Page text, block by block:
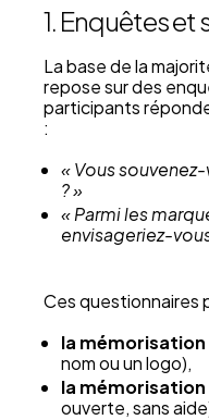
1. Enquêtes
La base de la
repose sur des
participants
:
« Vous
? »
« Parmi les
envisageriez-
Ces questionnaires
la
nom ou un logo),
la
ouverte, sans